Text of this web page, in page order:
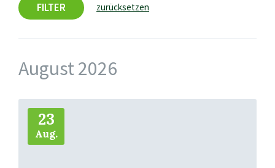
FILTER zurücksetzen
August 2026
23
Aug.
Mehr